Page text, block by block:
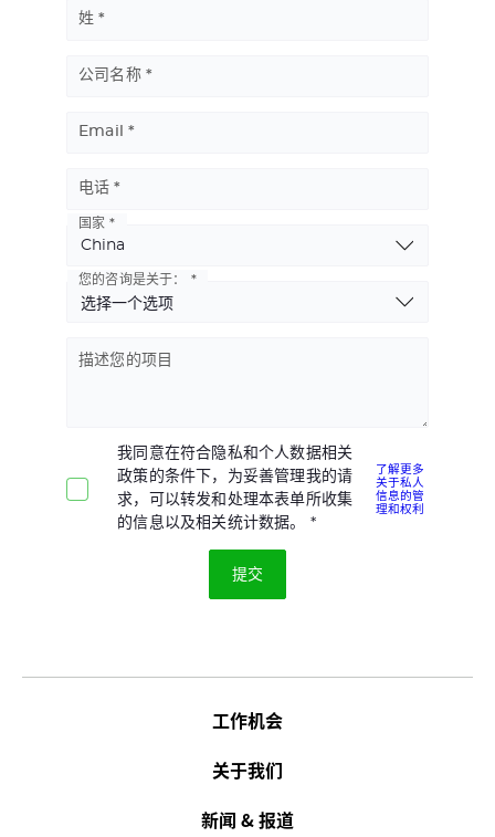
姓
公司名称
Email
电话
Basic
Address
国家
您的咨询是关于：
描述您的项目
我同意在符合隐私和个人数据相关
政策的条件下，为妥善管理我的请
求，可以转发和处理本表单所收集
的信息以及相关统计数据。
了解更多
关于私人
信息的管
理和权利
工作机会
关于我们
新闻 & 报道